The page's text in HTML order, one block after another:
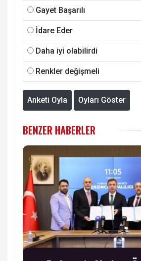
Gayet Başarılı
İdare Eder
Daha iyi olabilirdi
Renkler değişmeli
Anketi Oyla Oyları Göster
BENZER HABERLER